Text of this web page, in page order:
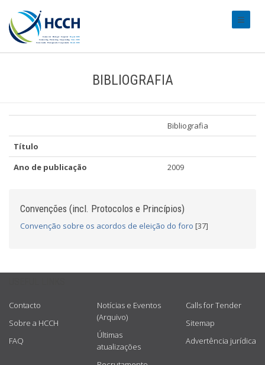
BIBLIOGRAFIA
Bibliografia
Título
Ano de publicação
2009
Convenções (incl. Protocolos e Princípios)
Convenção sobre os acordos de eleição do foro [37]
Contacto
Sobre a HCCH
FAQ
Notícias e Eventos
(Arquivo)
Últimas
atualizações
Calls for Tender
Sitemap
Advertência jurídica